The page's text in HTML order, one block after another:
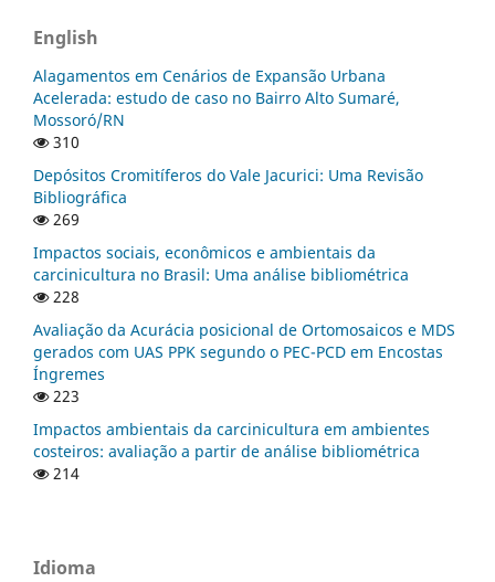
English
Alagamentos em Cenários de Expansão Urbana
Acelerada: estudo de caso no Bairro Alto Sumaré,
Mossoró/RN
310
Depósitos Cromitíferos do Vale Jacurici: Uma Revisão
Bibliográfica
269
Impactos sociais, econômicos e ambientais da
carcinicultura no Brasil: Uma análise bibliométrica
228
Avaliação da Acurácia posicional de Ortomosaicos e MDS
gerados com UAS PPK segundo o PEC-PCD em Encostas
Íngremes
223
Impactos ambientais da carcinicultura em ambientes
costeiros: avaliação a partir de análise bibliométrica
214
Idioma